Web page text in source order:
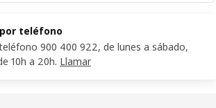
teléfono
900 400 922, de lunes a sábado,
10h a 20h. Llamar